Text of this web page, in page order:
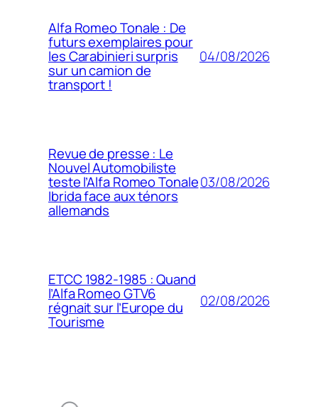
Alfa Romeo Tonale : De
futurs exemplaires pour
les Carabinieri surpris
sur un camion de
transport !
04/08/2026
Revue de presse : Le
Nouvel Automobiliste
teste l’Alfa Romeo Tonale
Ibrida face aux ténors
allemands
03/08/2026
ETCC 1982-1985 : Quand
l’Alfa Romeo GTV6
régnait sur l’Europe du
Tourisme
02/08/2026